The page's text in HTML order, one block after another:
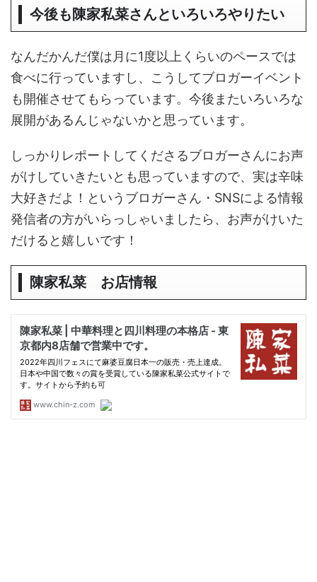
今後も陳家私菜さんといろいろやりたい
なんだかんだ僕は月に1度以上くらいのペースでは
食べに行っていますし、こうしてブロガーイベント
も開催させてもらっています。今後またいろいろな
展開があるんじゃないかと思っています。
しっかりレポートしてくださるブロガーさんにお声
がけしていきたいとも思っていますので、実は辛味
大好きだよ！というブロガーさん・SNSによる情報
発信者の方がいらっしゃいましたら、お声がけいた
だけると嬉しいです！
陳家私菜 お店情報